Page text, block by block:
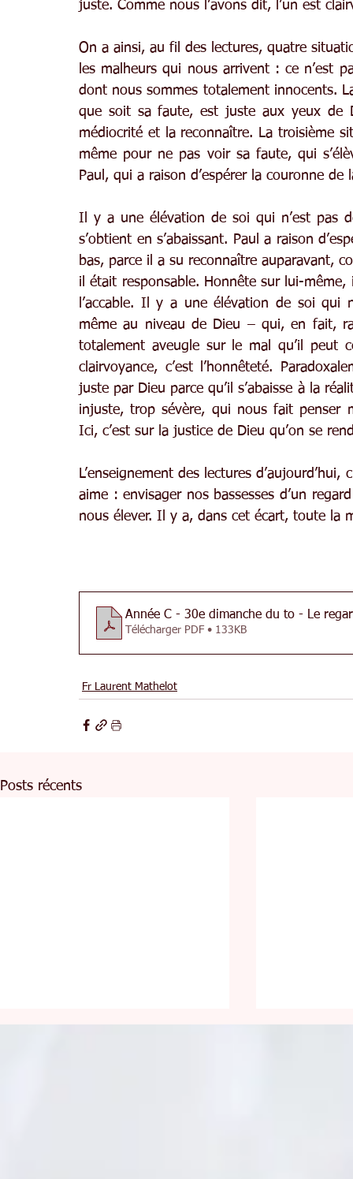
juste. Comme nous l’avons dit, l’un est
On a ainsi, au fil des lectures, quatre
les malheurs qui nous arrivent : ce
dont nous sommes totalement innocents.
que soit sa faute, est juste aux yeux de
médiocrité et la reconnaître. La troisième
même pour ne pas voir sa faute, qui
Paul, qui a raison d’espérer la couronne
Il y a une élévation de soi qui n’est pas
s’obtient en s’abaissant. Paul a raison
bas, parce il a su reconnaître auparavant,
il était responsable. Honnête sur lui-
l’accable. Il y a une élévation de soi qui
même au niveau de Dieu – qui, en fait,
totalement aveugle sur le mal qu’il peut
clairvoyance, c’est l’honnêteté.
juste par Dieu parce qu’il s’abaisse à la
injuste, trop sévère, qui nous fait penser
Ici, c’est sur la justice de Dieu qu’on se
L’enseignement des lectures
aime : envisager nos bassesses d’un
nous élever. Il y a, dans cet écart, toute la
Année C - 30e dimanche du to - Le
Télécharger PDF • 133KB
Fr Laurent Mathelot
Posts récents